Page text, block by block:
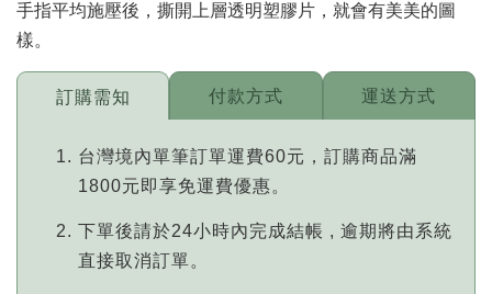
手指平均施壓後，撕開上層透明塑膠片，就會有美美的圖
樣。
訂購需知
台灣境內單筆訂單運費60元，訂購商品滿
1800元即享免運費優惠。
下單後請於24小時內完成結帳 , 逾期將由系統
直接取消訂單。
付款方式 運送方式